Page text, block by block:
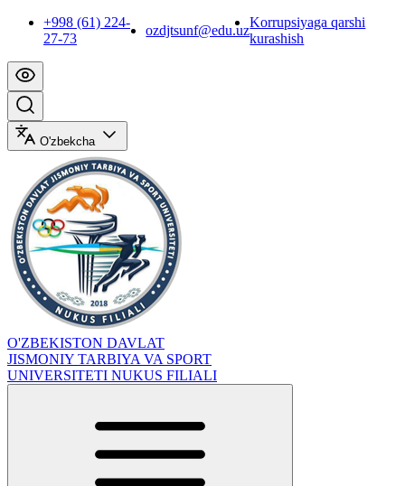
+998 (61) 224-
27-73
ozdjtsunf@edu.uz
Korrupsiyaga qarshi
kurashish
O'zbekcha
O'ZBEKISTON DAVLAT
JISMONIY TARBIYA VA SPORT
UNIVERSITETI NUKUS FILIALI